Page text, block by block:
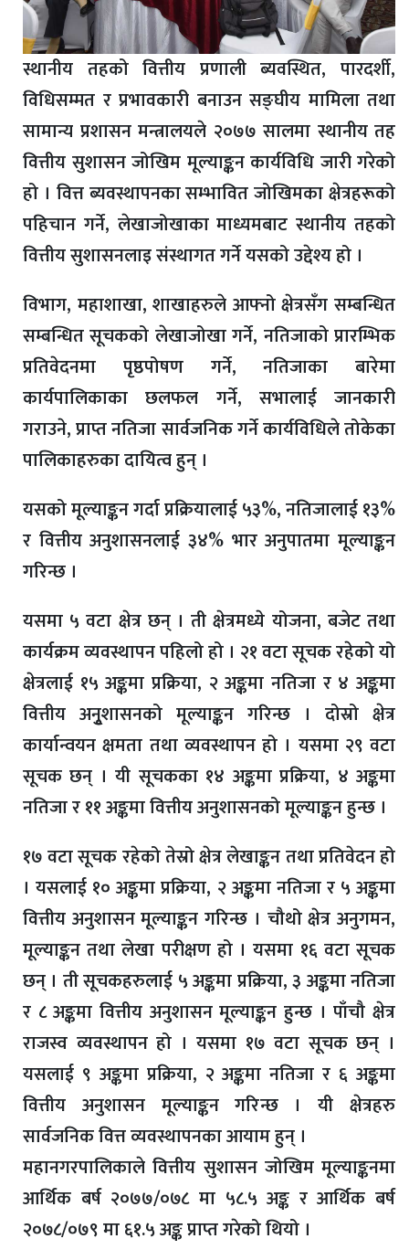
स्थानीय तहको वित्तीय प्रणाली ब्यवस्थित, पारदर्शी,
विधिसम्मत र प्रभावकारी बनाउन सङ्घीय मामिला तथा
सामान्य प्रशासन मन्त्रालयले २०७७ सालमा स्थानीय तह
वित्तीय सुशासन जोखिम मूल्याङ्कन कार्यविधि जारी गरेको
हो । वित्त ब्यवस्थापनका सम्भावित जोखिमका क्षेत्रहरूको
पहिचान गर्ने, लेखाजोखाका माध्यमबाट स्थानीय तहको
वित्तीय सुशासनलाइ संस्थागत गर्ने यसको उद्देश्य हो ।
विभाग, महाशाखा, शाखाहरुले आफ्नो क्षेत्रसँग सम्बन्धित
सम्बन्धित सूचकको लेखाजोखा गर्ने, नतिजाको प्रारम्भिक
प्रतिवेदनमा पृष्ठपोषण गर्ने, नतिजाका बारेमा
कार्यपालिकाका छलफल गर्ने, सभालाई जानकारी
गराउने, प्राप्त नतिजा सार्वजनिक गर्ने कार्यविधिले तोकेका
पालिकाहरुका दायित्व हुन् ।
यसको मूल्याङ्कन गर्दा प्रक्रियालाई ५३%, नतिजालाई १३%
र वित्तीय अनुशासनलाई ३४% भार अनुपातमा मूल्याङ्कन
गरिन्छ ।
यसमा ५ वटा क्षेत्र छन् । ती क्षेत्रमध्ये योजना, बजेट तथा
कार्यक्रम व्यवस्थापन पहिलो हो । २१ वटा सूचक रहेको यो
क्षेत्रलाई १५ अङ्कमा प्रक्रिया, २ अङ्कमा नतिजा र ४ अङ्कमा
वित्तीय अनुृशासनको मूल्याङ्कन गरिन्छ । दोस्रो क्षेत्र
कार्यान्वयन क्षमता तथा व्यवस्थापन हो । यसमा २९ वटा
सूचक छन् । यी सूचकका १४ अङ्कमा प्रक्रिया, ४ अङ्कमा
नतिजा र ११ अङ्कमा वित्तीय अनुशासनको मूल्याङ्कन हुन्छ ।
१७ वटा सूचक रहेको तेस्रो क्षेत्र लेखाङ्कन तथा प्रतिवेदन हो
। यसलाई १० अङ्कमा प्रक्रिया, २ अङ्कमा नतिजा र ५ अङ्कमा
वित्तीय अनुशासन मूल्याङ्कन गरिन्छ । चौथो क्षेत्र अनुगमन,
मूल्याङ्कन तथा लेखा परीक्षण हो । यसमा १६ वटा सूचक
छन् । ती सूचकहरुलाई ५ अङ्कमा प्रक्रिया, ३ अङ्कमा नतिजा
र ८ अङ्कमा वित्तीय अनुशासन मूल्याङ्कन हुन्छ । पाँचौ क्षेत्र
राजस्व व्यवस्थापन हो । यसमा १७ वटा सूचक छन् ।
यसलाई ९ अङ्कमा प्रक्रिया, २ अङ्कमा नतिजा र ६ अङ्कमा
वित्तीय अनुशासन मूल्याङ्कन गरिन्छ । यी क्षेत्रहरु
सार्वजनिक वित्त व्यवस्थापनका आयाम हुन् ।
महानगरपालिकाले वित्तीय सुशासन जोखिम मूल्याङ्कनमा
आर्थिक बर्ष २०७७/०७८ मा ५८.५ अङ्क र आर्थिक बर्ष
२०७८/०७९ मा ६१.५ अङ्क प्राप्त गरेको थियो ।